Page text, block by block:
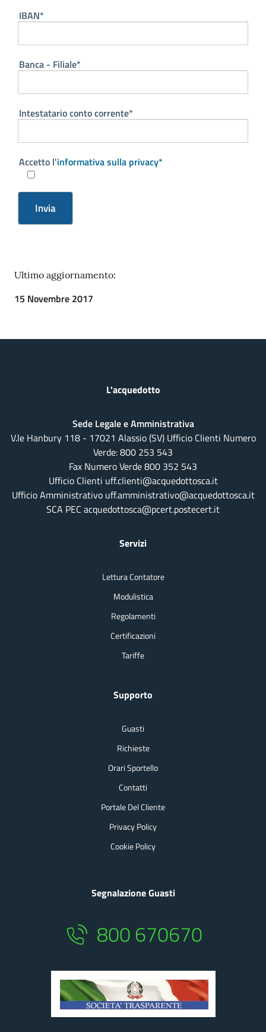
IBAN*
Banca - Filiale*
Intestatario conto corrente*
Accetto l'informativa sulla privacy*
Ultimo aggiornamento:
15 Novembre 2017
L'acquedotto
Sede Legale e Amministrativa
V.le Hanbury 118 - 17021 Alassio (SV) Ufficio Clienti Numero
Verde:800 253 543
Fax Numero Verde 800 352 543
Ufficio Clienti uff.clienti@acquedottosca.it
Ufficio Amministrativo uff.amministrativo@acquedottosca.it
SCA PEC acquedottosca@pcert.postecert.it
Servizi
Lettura Contatore
Modulistica
Regolamenti
Certificazioni
Tariffe
Supporto
Guasti
Richieste
Orari Sportello
Contatti
Portale Del Cliente
Privacy Policy
Cookie Policy
Segnalazione Guasti
800 670670